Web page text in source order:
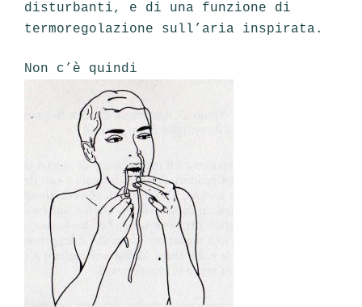
disturbanti, e di una funzione di
termoregolazione sull’aria inspirata.
Non c’è quindi